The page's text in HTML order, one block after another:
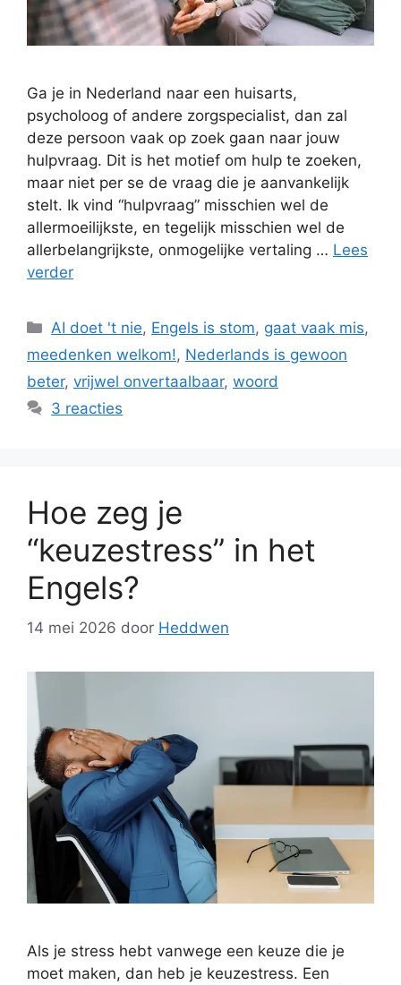
Ga je in Nederland naar een huisarts,
psycholoog of andere zorgspecialist, dan zal
deze persoon vaak op zoek gaan naar jouw
hulpvraag. Dit is het motief om hulp te zoeken,
maar niet per se de vraag die je aanvankelijk
stelt. Ik vind “hulpvraag” misschien wel de
allermoeilijkste, en tegelijk misschien wel de
allerbelangrijkste, onmogelijke vertaling … Lees
verder
Categorieën
AI doet 't nie, Engels is stom, gaat vaak mis,
meedenken welkom!, Nederlands is gewoon
beter, vrijwel onvertaalbaar, woord
3 reacties
Hoe zeg je
“keuzestress” in het
Engels?
14 mei 2026 door Heddwen
Als je stress hebt vanwege een keuze die je
moet maken, dan heb je keuzestress. Een